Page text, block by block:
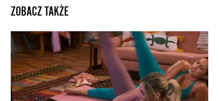
ZOBACZ TAKŻE
Hilary
Duff
w
spin-
offie
„Jak